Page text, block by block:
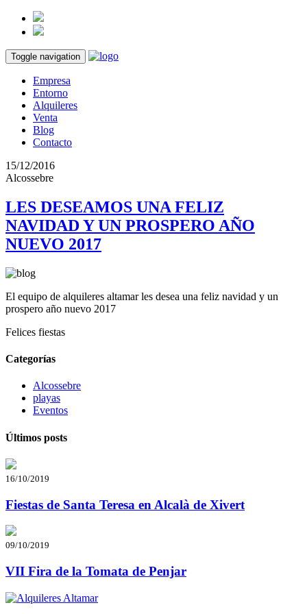
Toggle navigation
Empresa
Entorno
Alquileres
Venta
Blog
Contacto
15/12/2016
Alcossebre
LES DESEAMOS UNA FELIZ
NAVIDAD Y UN PROSPERO AÑO
NUEVO 2017
El equipo de alquileres altamar les desea una feliz navidad y un
prospero año nuevo 2017
Felices fiestas
Categorías
Alcossebre
playas
Eventos
Últimos posts
16/10/2019
Fiestas de Santa Teresa en Alcalà de Xivert
09/10/2019
VII Fira de la Tomata de Penjar